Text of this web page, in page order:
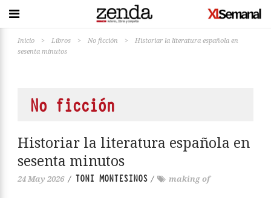
Inicio > Libros > No ficción >
Historiar la literatura española en
sesenta minutos
No ficción
Historiar la literatura española en
sesenta minutos
24 May 2026 / TONI MONTESINOS / making of